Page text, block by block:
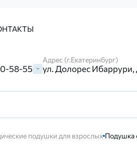
58-55
Адрес (г.Екатеринбург)
ул. Долорес Ибаррури,
подушки для взрослых Подушка